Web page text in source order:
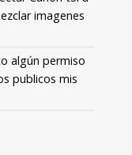
imagenes
algún permiso
publicos mis